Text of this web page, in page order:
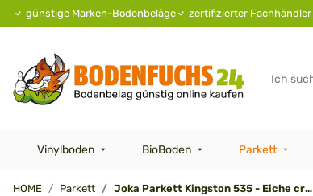
günstige Marken-Bodenbeläge zertifizierter Fachhändler
Vinylboden BioBoden Parkett
HOME Parkett Joka Parkett Kingston 535 - Eiche creme Nature E1824 | Schiffsboden | geölt